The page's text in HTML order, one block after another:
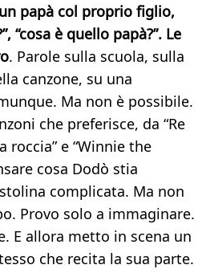
papà col proprio figlio,
“cosa è quello papà?”. Le
. Parole sulla scuola, sulla
canzone, su una
Ma non è possibile.
che preferisce, da “Re
roccia” e “Winnie the
cosa Dodò stia
complicata. Ma non
Provo solo a immaginare.
E allora metto in scena un
che recita la sua parte.